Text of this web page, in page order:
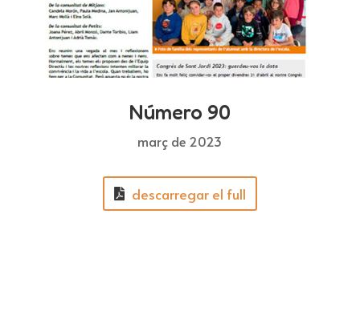
Número 90
març de 2023
descarregar el full